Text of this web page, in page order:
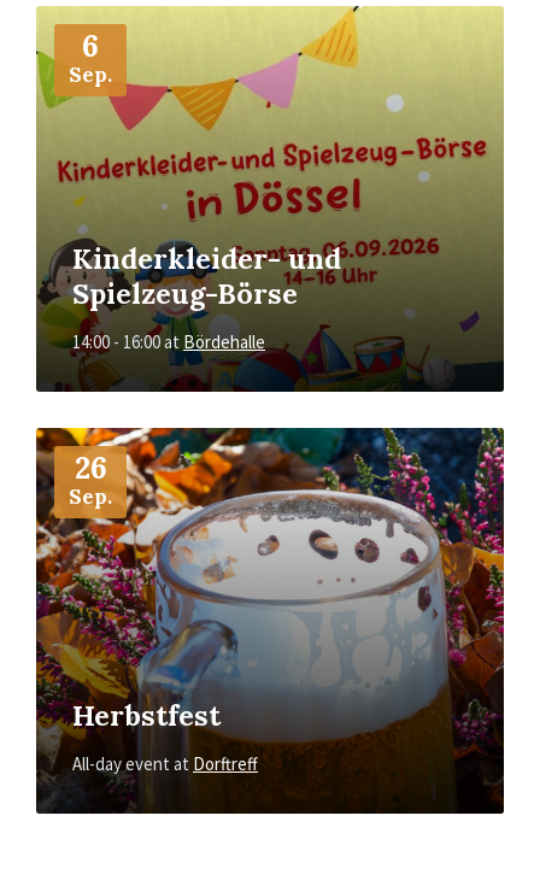
6
Sep.
Kinderkleider- und
Spielzeug-Börse
14:00 - 16:00at Bördehalle
More
26
Sep.
Herbstfest
All-day event at Dorftreff
More
Info